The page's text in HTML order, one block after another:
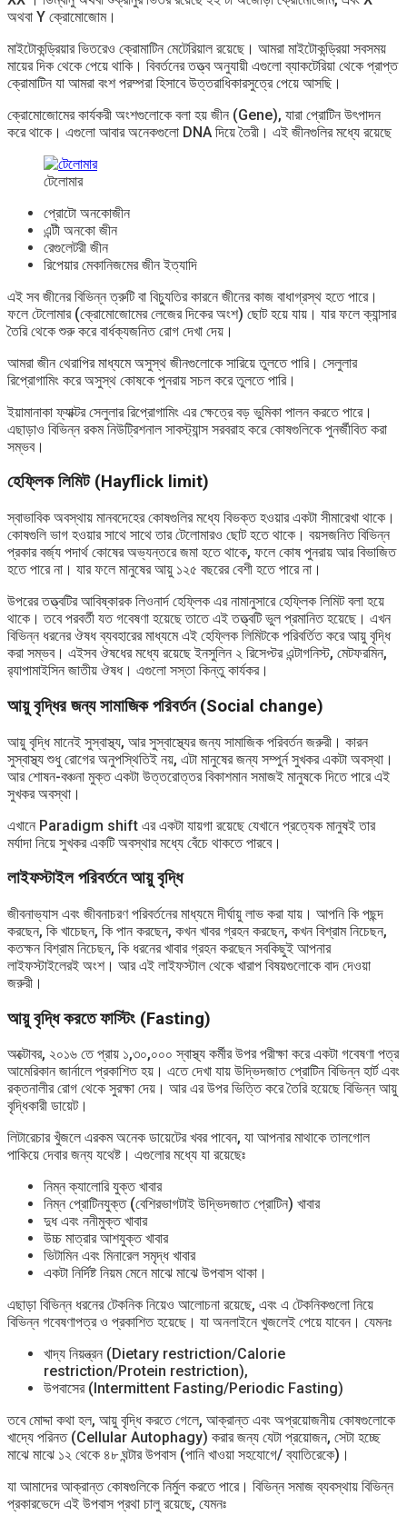
অথবা Y ক্রোমোজোম।
মাইটোকন্ড্রিয়ার ভিতরেও ক্রোমাটিন মেটেরিয়াল রয়েছে। আমরা মাইটোকন্ড্রিয়া সবসময়
মায়ের দিক থেকে পেয়ে থাকি। বিবর্তনের তত্ত্ব অনুযায়ী এগুলো ব্যাকটেরিয়া থেকে প্রাপ্ত
ক্রোমাটিন যা আমরা বংশ পরম্পরা হিসাবে উত্তরাধিকারসুত্রে পেয়ে আসছি।
ক্রোমোজোমের কার্যকরী অংশগুলোকে বলা হয় জীন (Gene), যারা প্রোটিন উৎপাদন
করে থাকে। এগুলো আবার অনেকগুলো DNA দিয়ে তৈরী। এই জীনগুলির মধ্যে রয়েছে
টেলোমার
প্রোটো অনকোজীন
এন্টী অনকো জীন
রেগুলেটরী জীন
রিপেয়ার মেকানিজমের জীন ইত্যাদি
এই সব জীনের বিভিন্ন ত্রুটি বা বিচ্যুতির কারনে জীনের কাজ বাধাগ্রস্থ হতে পারে।
ফলে টেলোমার (ক্রোমোজোমের লেজের দিকের অংশ) ছোট হয়ে যায়। যার ফলে ক্যান্সার
তৈরি থেকে শুরু করে বার্ধক্যজনিত রোগ দেখা দেয়।
আমরা জীন থেরাপির মাধ্যমে অসুস্থ জীনগুলোকে সারিয়ে তুলতে পারি। সেলুলার
রিপ্রোগামিং করে অসুস্থ কোষকে পুনরায় সচল করে তুলতে পারি।
ইয়ামানাকা ফ্যাক্টর সেলুলার রিপ্রোগামিং এর ক্ষেত্রে বড় ভুমিকা পালন করতে পারে।
এছাড়াও বিভিন্ন রকম নিউট্রিশনাল সাবস্ট্যান্স সরবরাহ করে কোষগুলিকে পুনর্জীবিত করা
সম্ভব।
হেফ্লিক লিমিট (Hayflick limit)
স্বাভাবিক অবস্থায় মানবদেহের কোষগুলির মধ্যে বিভক্ত হওয়ার একটা সীমারেখা থাকে।
কোষগুলি ভাগ হওয়ার সাথে সাথে তার টেলোমারও ছোট হতে থাকে। বয়সজনিত বিভিন্ন
প্রকার বর্জ্য পদার্থ কোষের অভ্যন্তরে জমা হতে থাকে, ফলে কোষ পুনরায় আর বিভাজিত
হতে পারে না। যার ফলে মানুষের আয়ু ১২৫ বছরের বেশী হতে পারে না।
উপরের তত্ত্বটির আবিষ্কারক লিওনার্দ হেফ্লিক এর নামানুসারে হেফ্লিক লিমিট বলা হয়ে
থাকে। তবে পরবর্তী যত গবেষণা হয়েছে তাতে এই তত্ত্বটি ভুল প্রমানিত হয়েছে। এখন
বিভিন্ন ধরনের ঔষধ ব্যবহারের মাধ্যমে এই হেফ্লিক লিমিটকে পরিবর্তিত করে আয়ু বৃদ্ধি
করা সম্ভব। এইসব ঔষধের মধ্যে রয়েছে ইনসুলিন ২ রিসেপ্টর এন্টাগনিস্ট, মেটফরমিন,
র‍্যাপামাইসিন জাতীয় ঔষধ। এগুলো সস্তা কিন্তু কার্যকর।
আয়ু বৃদ্ধির জন্য সামাজিক পরিবর্তন (Social change)
আয়ু বৃদ্ধি মানেই সুস্বাস্থ্য, আর সুস্বাস্থ্যের জন্য সামাজিক পরিবর্তন জরুরী। কারন
সুস্বাস্থ্য শুধু রোগের অনুপস্থিতিই নয়, এটা মানুষের জন্য সম্পুর্ন সুখকর একটা অবস্থা।
আর শোষন-বঞ্চনা মুক্ত একটা উত্তরোত্তর বিকাশমান সমাজই মানুষকে দিতে পারে এই
সুখকর অবস্থা।
এখানে Paradigm shift এর একটা যায়গা রয়েছে যেখানে প্রত্যেক মানুষই তার
মর্যাদা নিয়ে সুখকর একটি অবস্থার মধ্যে বেঁচে থাকতে পারবে।
লাইফস্টাইল পরিবর্তনে আয়ু বৃদ্ধি
জীবনাভ্যাস এবং জীবনাচরণ পরিবর্তনের মাধ্যমে দীর্ঘায়ু লাভ করা যায়। আপনি কি পছন্দ
করছেন, কি খাচেছন, কি পান করছেন, কখন খাবর গ্রহন করছেন, কখন বিশ্রাম নিচেছন,
কতক্ষন বিশ্রাম নিচেছন, কি ধরনের খাবার গ্রহন করছেন সবকিছুই আপনার
লাইফস্টাইলেরই অংশ। আর এই লাইফস্টাল থেকে খারাপ বিষয়গুলোকে বাদ দেওয়া
জরুরী।
আয়ু বৃদ্ধি করতে ফাস্টিং (Fasting)
অক্টোবর, ২০১৬ তে প্রায় ১,৩০,০০০ স্বাস্থ্য কর্মীর উপর পরীক্ষা করে একটা গবেষণা পত্র
আমেরিকান জার্নালে প্রকাশিত হয়। এতে দেখা যায় উদ্ভিদজাত প্রোটিন বিভিন্ন হার্ট এবং
রক্তনালীর রোগ থেকে সুরক্ষা দেয়। আর এর উপর ভিত্তি করে তৈরি হয়েছে বিভিন্ন আয়ু
বৃদ্ধিকারী ডায়েট।
লিটারেচার খুঁজলে এরকম অনেক ডায়েটের খবর পাবেন, যা আপনার মাথাকে তালগোল
পাকিয়ে দেবার জন্য যথেষ্ট। এগুলোর মধ্যে যা রয়েছেঃ
নিম্ন ক্যালোরি যুক্ত খাবার
নিম্ন প্রোটিনযুক্ত (বেশিরভাগটাই উদ্ভিদজাত প্রোটিন) খাবার
দুধ এবং ননীমুক্ত খাবার
উচ্চ মাত্রার আশযুক্ত খাবার
ভিটামিন এবং মিনারেল সমৃদ্ধ খাবার
একটা নির্দিষ্ট নিয়ম মেনে মাঝে মাঝে উপবাস থাকা।
এছাড়া বিভিন্ন ধরনের টেকনিক নিয়েও আলোচনা রয়েছে, এবং এ টেকনিকগুলো নিয়ে
বিভিন্ন গবেষণাপত্র ও প্রকাশিত হয়েছে। যা অনলাইনে খুজলেই পেয়ে যাবেন। যেমনঃ
খাদ্য নিয়ন্ত্রন (Dietary restriction/Calorie
restriction/Protein restriction),
উপবাসের (Intermittent Fasting/Periodic Fasting)
তবে মোদ্দা কথা হল, আয়ু বৃদ্ধি করতে গেলে, আক্রান্ত এবং অপ্রয়োজনীয় কোষগুলোকে
খাদ্যে পরিনত (Cellular Autophagy) করার জন্য যেটা প্রয়োজন, সেটা হচ্ছে
মাঝে মাঝে ১২ থেকে ৪৮ ঘন্টার উপবাস (পানি খাওয়া সহযোগে/ ব্যাতিরেকে)।
যা আমাদের আক্রান্ত কোষগুলিকে নির্মুল করতে পারে। বিভিন্ন সমাজ ব্যবস্থায় বিভিন্ন
প্রকারভেদে এই উপবাস প্রথা চালু রয়েছে, যেমনঃ